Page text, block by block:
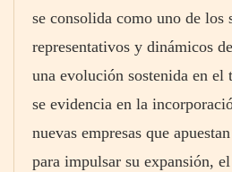
se consolida como uno de los
representativos y dinámicos
una evolución sostenida en el
se evidencia en la
nuevas empresas que
para impulsar su expansión,